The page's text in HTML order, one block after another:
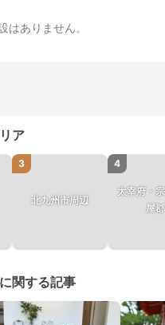
はありません。
ア
3
北九州市周辺
4
太宰府・
屋郡
関する記事